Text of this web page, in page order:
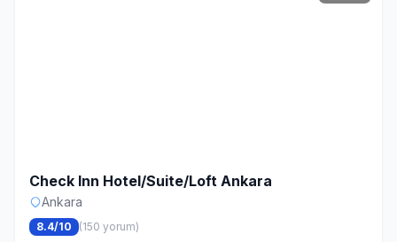
Check Inn Hotel/Suite/Loft Ankara
Ankara
8.4/10 (150 yorum)